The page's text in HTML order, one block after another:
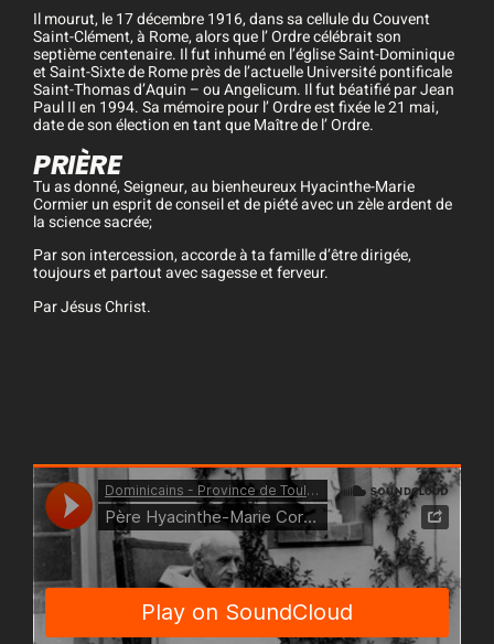
Il mourut, le 17 décembre 1916, dans sa cellule du Couvent
Saint-Clément, à Rome, alors que l’ Ordre célébrait son
septième centenaire. Il fut inhumé en l’église Saint-Dominique
et Saint-Sixte de Rome près de l’actuelle Université pontificale
Saint-Thomas d’Aquin – ou Angelicum. Il fut béatifié par Jean
Paul II en 1994. Sa mémoire pour l’ Ordre est fixée le 21 mai,
date de son élection en tant que Maître de l’ Ordre.
PRIÈRE
Tu as donné, Seigneur, au bienheureux Hyacinthe-Marie
Cormier un esprit de conseil et de piété avec un zèle ardent de
la science sacrée;
Par son intercession, accorde à ta famille d’être dirigée,
toujours et partout avec sagesse et ferveur.
Par Jésus Christ.